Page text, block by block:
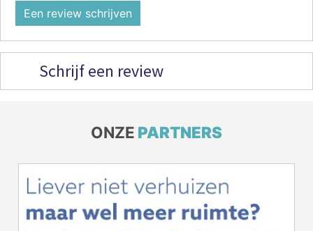
Een review schrijven
Schrijf een review
ONZE PARTNERS